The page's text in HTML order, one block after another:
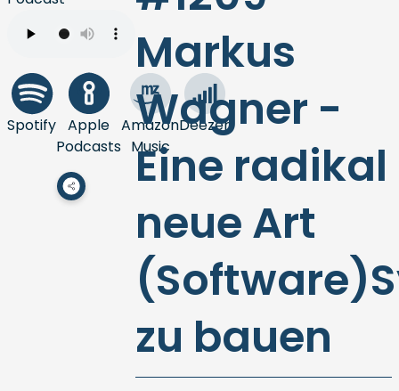
Spotify Apple
Podcasts
Amazon
Music
Deezer
Markus
Wagner -
Eine radikal
neue Art
zu bauen